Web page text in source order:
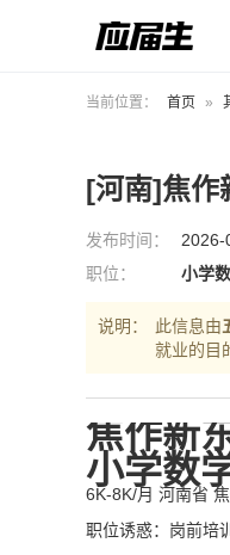
当前位置： 首页 »
[河南]焦作
发布时间： 2026-
职位：
小学
说明： 此信息由
就业的目
焦作新
小学数
6K-8K/月 河南省
职位诱惑：岗前培